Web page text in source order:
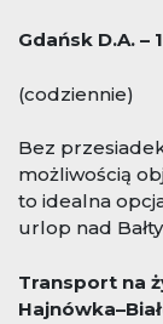
Gdańsk D.A. –
(codziennie)
Bez
możliwością
to idealna
urlop nad
Transport na